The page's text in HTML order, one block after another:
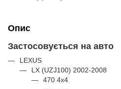
Опис
Застосовується на авто
LEXUS
LX (UZJ100) 2002-2008
470 4x4